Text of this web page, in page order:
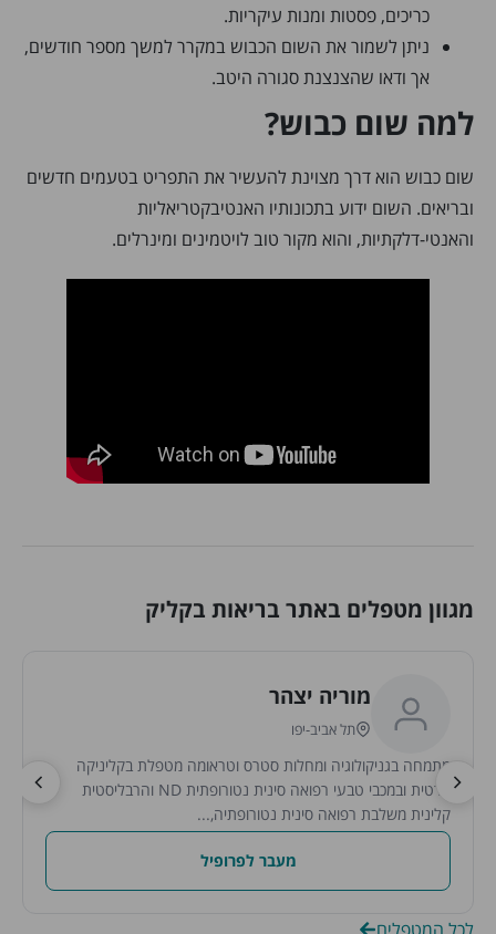
כריכים, פסטות ומנות עיקריות.
ניתן לשמור את השום הכבוש במקרר למשך מספר חודשים,
אך ודאו שהצנצנת סגורה היטב.
למה שום כבוש?
שום כבוש הוא דרך מצוינת להעשיר את התפריט בטעמים חדשים
ובריאים. השום ידוע בתכונותיו האנטיבקטריאליות
והאנטי-דלקתיות, והוא מקור טוב לויטמינים ומינרלים.
מגוון מטפלים באתר בריאות בקליק
מוריה יצהר
תל אביב-יפו
מתמחה בגניקולוגיה ומחלות סטרס וטראומה מטפלת בקליניקה
פרטית ובמכבי טבעי רפואה סינית נטורופתית ND והרבליסטית
קלינית משלבת רפואה סינית נטורופתיה,...
מעבר לפרופיל